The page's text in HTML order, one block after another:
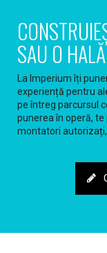
SAU O
La Imperium îți
experiență pentru
pe întreg parcursul
punerea în operă,
montatori